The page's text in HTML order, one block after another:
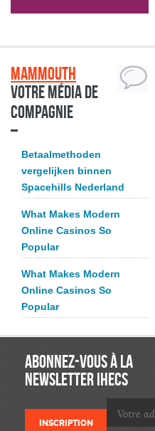
Mammouth
Votre média de
compagnie
Betaalmethoden
vergelijken binnen
Spacehills Nederland
What Makes Modern
Online Casinos So
Popular
What Makes Modern
Online Casinos So
Popular
ABONNEZ-VOUS À LA
NEWSLETTER IHECS